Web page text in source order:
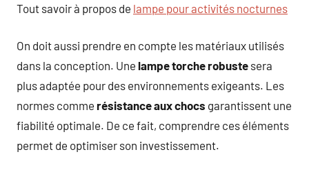
Tout savoir à propos de lampe pour activités nocturnes
On doit aussi prendre en compte les matériaux utilisés
dans la conception. Une lampe torche robuste sera
plus adaptée pour des environnements exigeants. Les
normes comme résistance aux chocs garantissent une
fiabilité optimale. De ce fait, comprendre ces éléments
permet de optimiser son investissement.